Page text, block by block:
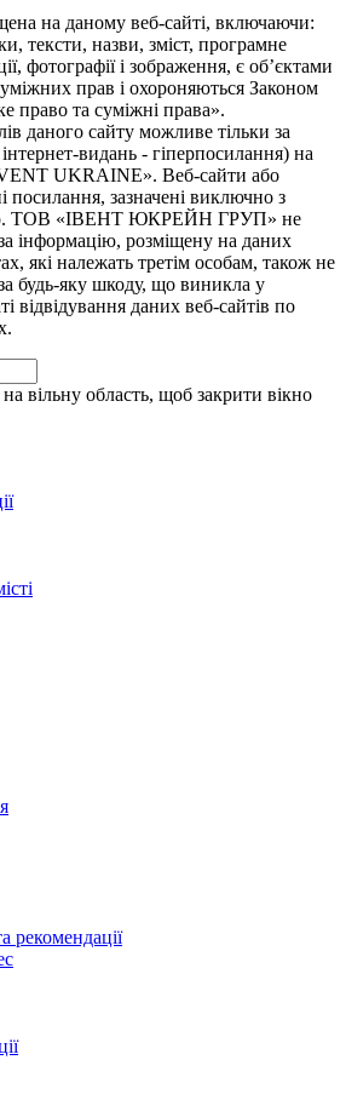
на даному веб-сайті, включаючи:
тексти, назви, зміст, програмне
фотографії і зображення, є об’єктами
прав і охороняються Законом
право та суміжні права».
даного сайту можливе тільки за
видань - гіперпосилання) на
UKRAINE». Веб-сайти або
посилання, зазначені виключно з
ТОВ «ІВЕНТ ЮКРЕЙН ГРУП» не
за інформацію, розміщену на даних
які належать третім особам, також не
за будь-яку шкоду, що виникла у
відвідування даних веб-сайтів по
вільну область, щоб закрити вікно
рекомендації